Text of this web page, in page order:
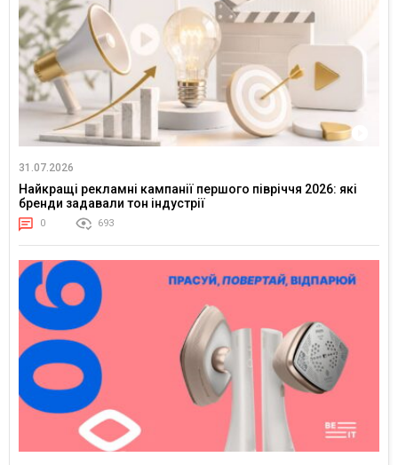
31.07.2026
Найкращі рекламні кампанії першого півріччя 2026: які
бренди задавали тон індустрії
0 693